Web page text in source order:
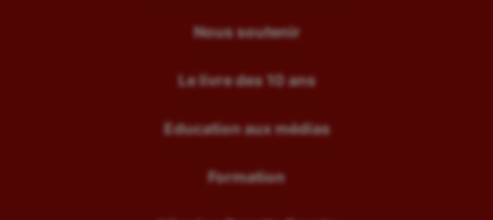
Nous soutenir
Le livre des 10 ans
Education aux médias
Formation